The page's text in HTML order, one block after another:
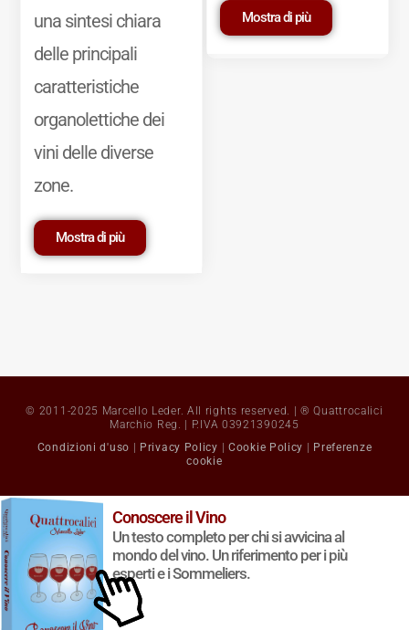
una sintesi chiara
delle principali
caratteristiche
organolettiche dei
vini delle diverse
zone.
Mostra di più
Mostra di più
© 2011-2025 Marcello Leder. All rights reserved. | ® Quattrocalici
Marchio Reg. | P.IVA 03921390245
Condizioni d'uso
Privacy Policy Cookie Policy
Preferenze
cookie
Conoscere il Vino
Un testo completo per chi si avvicina al
mondo del vino. Un riferimento per i più
esperti e i Sommeliers.